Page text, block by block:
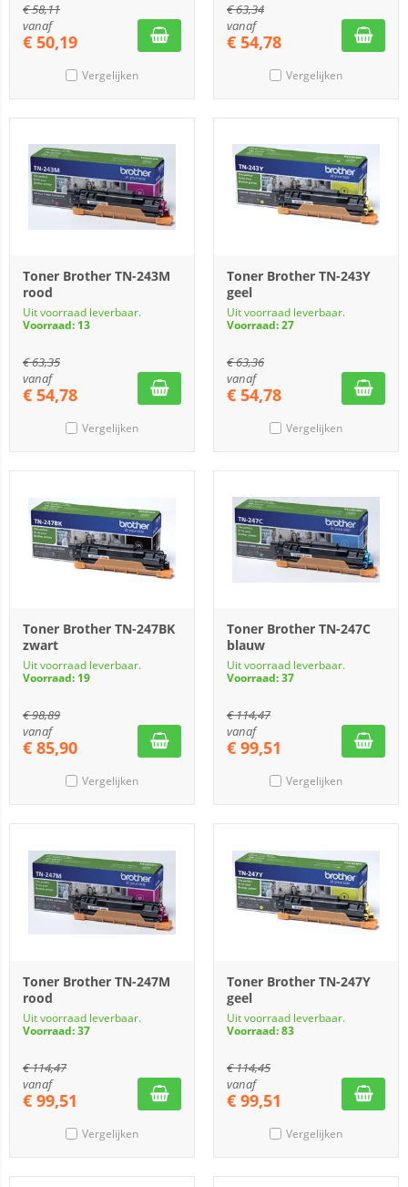
€58,11
vanaf
€ 50,19
Vergelijken
€63,34
vanaf
€ 54,78
Vergelijken
Toner Brother TN-243M
rood
Uit voorraad leverbaar.
Voorraad: 13
€63,35
vanaf
€ 54,78
Vergelijken
Toner Brother TN-243Y
geel
Uit voorraad leverbaar.
Voorraad: 27
€63,36
vanaf
€ 54,78
Vergelijken
Toner Brother TN-247BK
zwart
Uit voorraad leverbaar.
Voorraad: 19
€98,89
vanaf
€ 85,90
Vergelijken
Toner Brother TN-247C
blauw
Uit voorraad leverbaar.
Voorraad: 37
€114,47
vanaf
€ 99,51
Vergelijken
Toner Brother TN-247M
rood
Uit voorraad leverbaar.
Voorraad: 37
€114,47
vanaf
€ 99,51
Vergelijken
Toner Brother TN-247Y
geel
Uit voorraad leverbaar.
Voorraad: 83
€114,45
vanaf
€ 99,51
Vergelijken